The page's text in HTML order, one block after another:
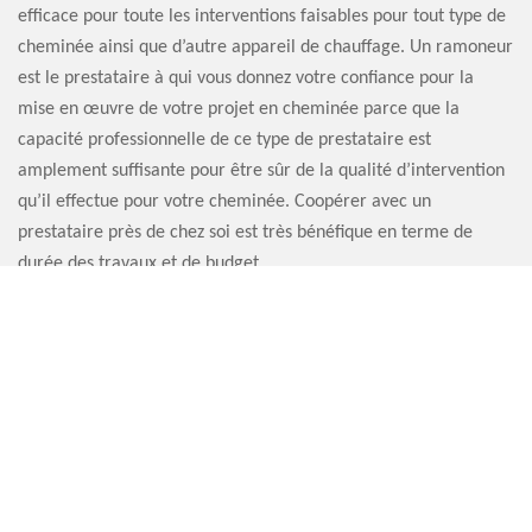
efficace pour toute les interventions faisables pour tout type de
cheminée ainsi que d’autre appareil de chauffage. Un ramoneur
est le prestataire à qui vous donnez votre confiance pour la
mise en œuvre de votre projet en cheminée parce que la
capacité professionnelle de ce type de prestataire est
amplement suffisante pour être sûr de la qualité d’intervention
qu’il effectue pour votre cheminée. Coopérer avec un
prestataire près de chez soi est très bénéfique en terme de
durée des travaux et de budget.